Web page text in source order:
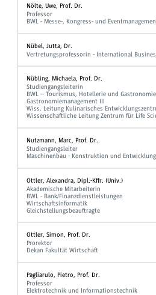
Nölte, Uwe, Prof. Dr.
Professor
BWL - Messe-, Kongress- und
Nübel, Jutta, Dr.
Vertretungsprofessorin - International
Nübling, Michaela, Prof. Dr.
Studiengangsleiterin
BWL – Tourismus, Hotellerie und
Gastronomiemanagement III
Wiss. Leitung Kulinarisches
Wissenschaftliche Leitung Zentrum für Life
Nutzmann, Marc, Prof. Dr.
Studiengangsleiter
Maschinenbau - Konstruktion und Entwicklung
Ottler, Alexandra, Dipl.-Kffr. (Univ.)
Akademische Mitarbeiterin
BWL - Bank/Finanzdienstleistungen
Wirtschaftsinformatik
Gleichstellungsbeauftragte
Ottler, Simon, Prof. Dr.
Prorektor
Dekan Fakultät Wirtschaft
Pagliarulo, Pietro, Prof. Dr.
Professor
Elektrotechnik und Informationstechnik